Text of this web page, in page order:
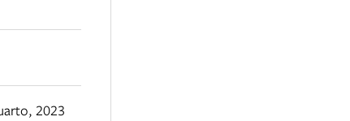
, 2023